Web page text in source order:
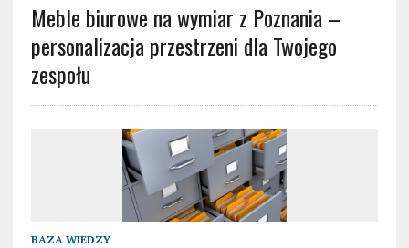
Meble biurowe na wymiar z Poznania –
personalizacja przestrzeni dla Twojego
zespołu
BAZA WIEDZY